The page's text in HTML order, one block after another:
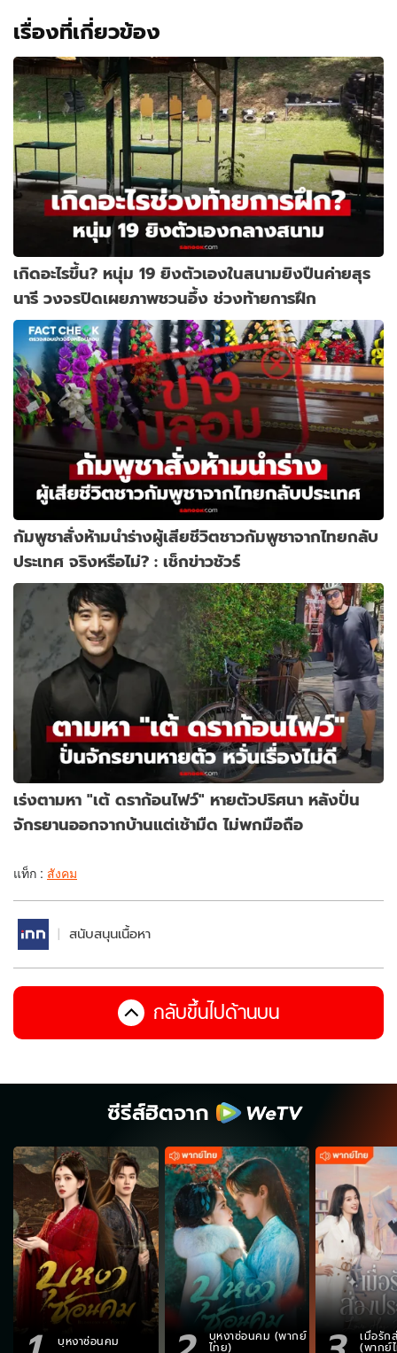
เรื่องที่เกี่ยวข้อง
เกิดอะไรขึ้น? หนุ่ม 19 ยิงตัวเองในสนามยิงปืนค่ายสุร
นารี วงจรปิดเผยภาพชวนอึ้ง ช่วงท้ายการฝึก
กัมพูชาสั่งห้ามนำร่างผู้เสียชีวิตชาวกัมพูชาจากไทยกลับ
ประเทศ จริงหรือไม่? : เช็กข่าวชัวร์
เร่งตามหา "เต้ ดราก้อนไฟว์" หายตัวปริศนา หลังปั่น
จักรยานออกจากบ้านแต่เช้ามืด ไม่พกมือถือ
แท็ก : สังคม
สนับสนุนเนื้อหา
กลับขึ้นไปด้านบน
ซีรีส์ฮิตจาก
บุหงาซ่อนคม บุหงาซ่อนคม (พากย์
ไทย)
เมื่อรัก
(พากย์